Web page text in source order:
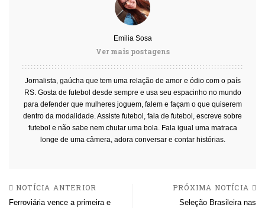
Emilia Sosa
Ver mais postagens
Jornalista, gaúcha que tem uma relação de amor e ódio com o país
RS. Gosta de futebol desde sempre e usa seu espacinho no mundo
para defender que mulheres joguem, falem e façam o que quiserem
dentro da modalidade. Assiste futebol, fala de futebol, escreve sobre
futebol e não sabe nem chutar uma bola. Fala igual uma matraca
longe de uma câmera, adora conversar e contar histórias.
NOTÍCIA ANTERIOR
Ferroviária vence a primeira e
PRÓXIMA NOTÍCIA
Seleção Brasileira nas